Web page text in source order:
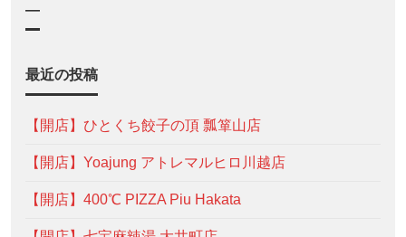
—
最近の投稿
【開店】ひとくち餃子の頂 瓢箪山店
【開店】Yoajung アトレマルヒロ川越店
【開店】400℃ PIZZA Piu Hakata